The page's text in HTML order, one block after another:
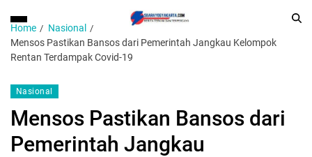
Home
Nasional
Mensos Pastikan Bansos dari Pemerintah Jangkau Kelompok
Rentan Terdampak Covid-19
Nasional
Mensos Pastikan Bansos dari
Pemerintah Jangkau